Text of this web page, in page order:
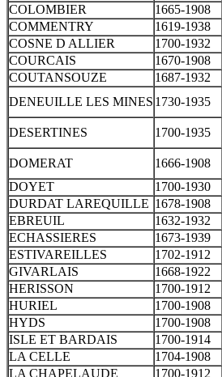
COLOMBIER
1665-1908
COMMENTRY
1619-1938
COSNE D ALLIER
1700-1932
COURCAIS
1670-1908
COUTANSOUZE
1687-1932
DENEUILLE LES MINES 1730-1935
DESERTINES
1700-1935
DOMERAT
1666-1908
DOYET
1700-1930
DURDAT LAREQUILLE 1678-1908
EBREUIL
1632-1932
ECHASSIERES
1673-1939
ESTIVAREILLES
1702-1912
GIVARLAIS
1668-1922
HERISSON
1700-1912
HURIEL
1700-1908
HYDS
1700-1908
ISLE ET BARDAIS
1700-1914
LA CELLE
1704-1908
LA CHAPELAUDE
1700-1912